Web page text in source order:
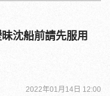
沈船前請先服用
2022年01月14日 12:00